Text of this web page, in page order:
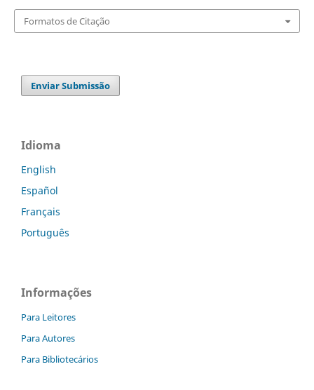
Formatos de Citação
Enviar Submissão
Idioma
English
Español
Français
Português
Informações
Para Leitores
Para Autores
Para Bibliotecários